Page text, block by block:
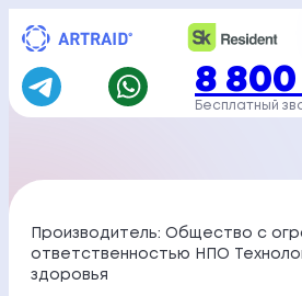
Перейти
содержимому
8 800
Бесплатный
Производитель: Общество с
ответственностью НПО
здоровья